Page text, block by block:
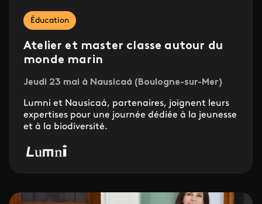
Éducation
Atelier et master classe autour du
monde marin
Jeudi 23 mai à Nausicaá (Boulogne-sur-Mer)
Lumni et Nausicaá, partenaires, joignent leurs
expertises pour une journée dédiée à la jeunesse
et à la biodiversité.